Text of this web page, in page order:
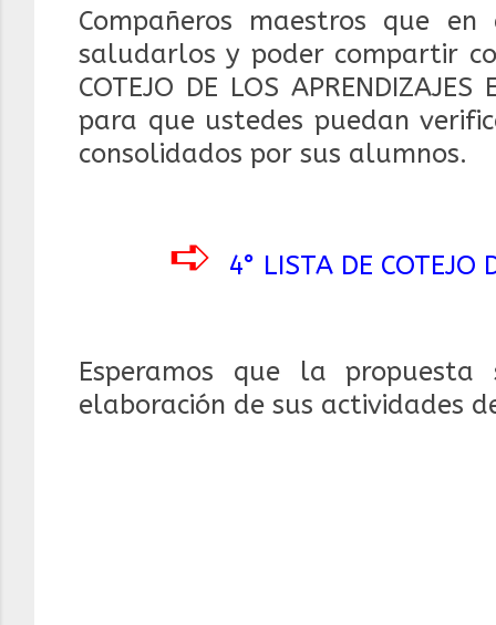
Compañeros maestros que
saludarlos y poder compartir
COTEJO DE LOS APRENDIZAJES
para que ustedes puedan
consolidados por sus alumnos.
➪ 4° LISTA DE COTEJO
Esperamos que la
elaboración de sus actividades